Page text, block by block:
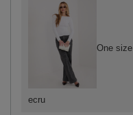
ecru
One size